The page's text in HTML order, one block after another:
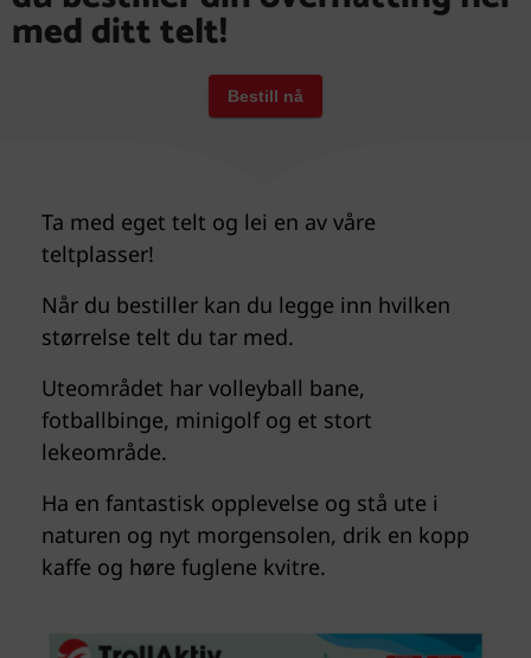
med ditt telt!
Ta med eget telt og lei en av våre
teltplasser!
Når du bestiller kan du legge inn hvilken
størrelse telt du tar med.
Uteområdet har volleyball bane,
fotballbinge, minigolf og et stort
lekeområde.
Ha en fantastisk opplevelse og stå ute i
naturen og nyt morgensolen, drik en kopp
kaffe og høre fuglene kvitre.